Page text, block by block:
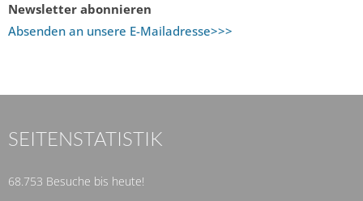
Newsletter abonnieren
Absenden an unsere E-Mailadresse>>>
SEITENSTATISTIK
68.753 Besuche bis heute!